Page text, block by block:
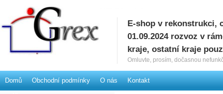
G
E-shop v rekonstrukci,
01.09.2024 rozvoz v
kraje, ostatní kraje
Omluvte, prosím, dočasnou
Domů Obchodní podmínky O nás Kontakt